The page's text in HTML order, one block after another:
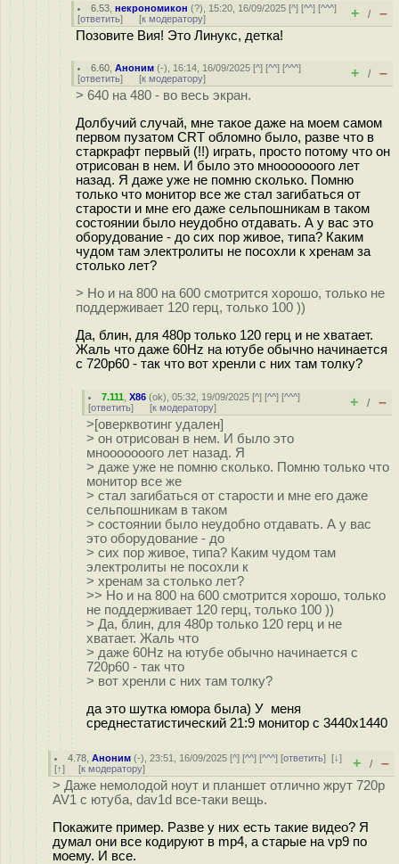
6.53 ,некрономикон (?), 15:20, 16/09/2025 [^] [^^] [^^^]
[ответить] [к модератору] + / –
Позовите Вия! Это Линукс, детка!
6.60 ,Аноним (-), 16:14, 16/09/2025 [^] [^^] [^^^]
[ответить] [к модератору] + / –
> 640 на 480 - во весь экран.
Долбучий случай, мне такое даже на моем самом
первом пузатом CRT обломно было, разве что в
старкрафт первый (!!) играть, просто потому что он
отрисован в нем. И было это мнооооооого лет
назад. Я даже уже не помню сколько. Помню
только что монитор все же стал загибаться от
старости и мне его даже сельпошникам в таком
состоянии было неудобно отдавать. А у вас это
оборудование - до сих пор живое, типа? Каким
чудом там электролиты не посохли к хренам за
столько лет?
> Но и на 800 на 600 смотрится хорошо, только не
поддерживает 120 герц, только 100 ))
Да, блин, для 480p только 120 герц и не хватает.
Жаль что даже 60Hz на ютубе обычно начинается
с 720p60 - так что вот хренли с них там толку?
7.111 ,X86 (ok), 05:32, 19/09/2025 [^] [^^] [^^^]
[ответить] [к модератору] + / –
>[оверквотинг удален]
> он отрисован в нем. И было это
мнооооооого лет назад. Я
> даже уже не помню сколько. Помню только что
монитор все же
> стал загибаться от старости и мне его даже
сельпошникам в таком
> состоянии было неудобно отдавать. А у вас
это оборудование - до
> сих пор живое, типа? Каким чудом там
электролиты не посохли к
> хренам за столько лет?
>> Но и на 800 на 600 смотрится хорошо, только
не поддерживает 120 герц, только 100 ))
> Да, блин, для 480p только 120 герц и не
хватает. Жаль что
> даже 60Hz на ютубе обычно начинается с
720p60 - так что
> вот хренли с них там толку?
да это шутка юмора была) У меня
среднестатистический 21:9 монитор с 3440x1440
4.78 ,Аноним (-), 23:51, 16/09/2025 [^] [^^] [^^^] [ответить][↓]
[↑] [к модератору] + / –
> Даже немолодой ноут и планшет отлично жрут 720p
AV1 с ютуба, dav1d все-таки вещь.
Покажите пример. Разве у них есть такие видео? Я
думал они все кодируют в mp4, а старые на vp9 по
моему. И все.